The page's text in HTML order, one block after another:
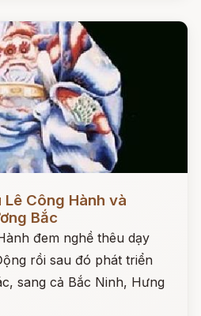
Công Hành và
Bắc
đem nghề thêu dạy
rồi sau đó phát triển
sang cả Bắc Ninh, Hưng